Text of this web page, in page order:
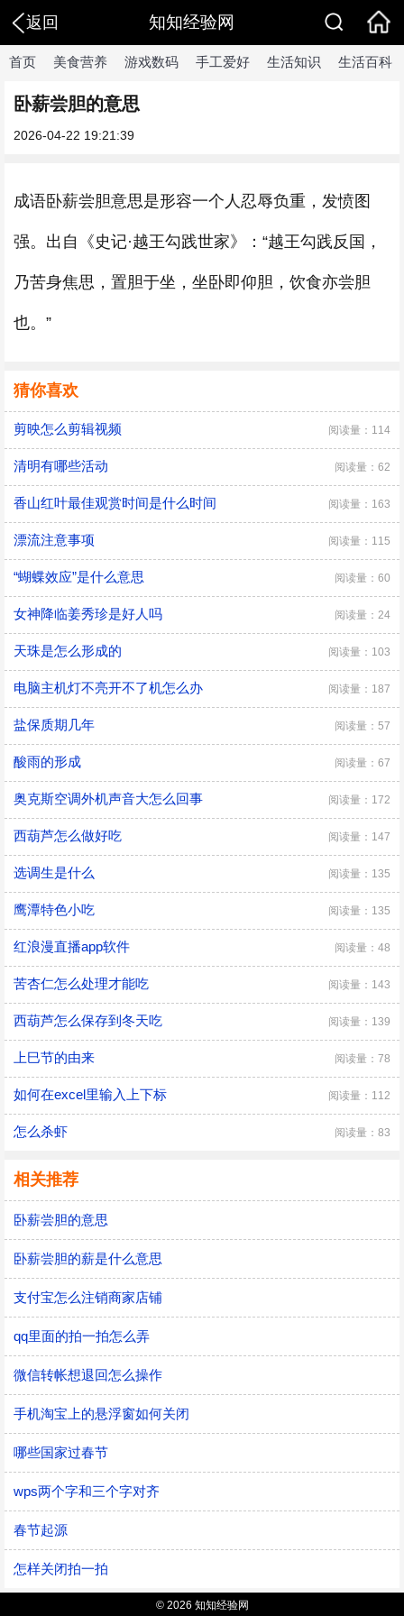
返回 知知经验网
首页 美食营养 游戏数码 手工爱好 生活知识 生活百科
卧薪尝胆的意思
2026-04-22 19:21:39
成语卧薪尝胆意思是形容一个人忍辱负重，发愤图
强。出自《史记·越王勾践世家》：“越王勾践反国，
乃苦身焦思，置胆于坐，坐卧即仰胆，饮食亦尝胆
也。”
猜你喜欢
剪映怎么剪辑视频 阅读量：114
清明有哪些活动 阅读量：62
香山红叶最佳观赏时间是什么时间 阅读量：163
漂流注意事项 阅读量：115
“蝴蝶效应”是什么意思 阅读量：60
女神降临姜秀珍是好人吗 阅读量：24
天珠是怎么形成的 阅读量：103
电脑主机灯不亮开不了机怎么办 阅读量：187
盐保质期几年 阅读量：57
酸雨的形成 阅读量：67
奥克斯空调外机声音大怎么回事 阅读量：172
西葫芦怎么做好吃 阅读量：147
选调生是什么 阅读量：135
鹰潭特色小吃 阅读量：135
红浪漫直播app软件 阅读量：48
苦杏仁怎么处理才能吃 阅读量：143
西葫芦怎么保存到冬天吃 阅读量：139
上巳节的由来 阅读量：78
如何在excel里输入上下标 阅读量：112
怎么杀虾 阅读量：83
相关推荐
卧薪尝胆的意思
卧薪尝胆的薪是什么意思
支付宝怎么注销商家店铺
qq里面的拍一拍怎么弄
微信转帐想退回怎么操作
手机淘宝上的悬浮窗如何关闭
哪些国家过春节
wps两个字和三个字对齐
春节起源
怎样关闭拍一拍
© 2026 知知经验网